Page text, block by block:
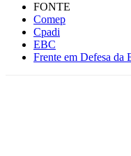
FONTE
Comep
Cpadi
EBC
Frente em Defesa da